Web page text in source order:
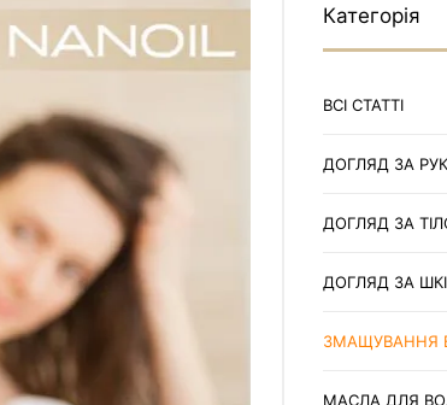
Категорія
ВСІ СТАТТІ
ДОГЛЯД ЗА
ДОГЛЯД ЗА
ДОГЛЯД ЗА
ЗМАЩУВАННЯ
МАСЛА ДЛЯ